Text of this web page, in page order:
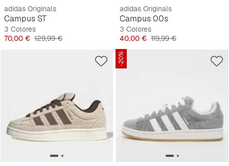
adidas Originals
Campus ST
3 Colores
Precio
70,00 € Precio original
129,99 €
adidas Originals
Campus 00s
3 Colores
Precio
40,00 € Precio original
119,99 €
-20%